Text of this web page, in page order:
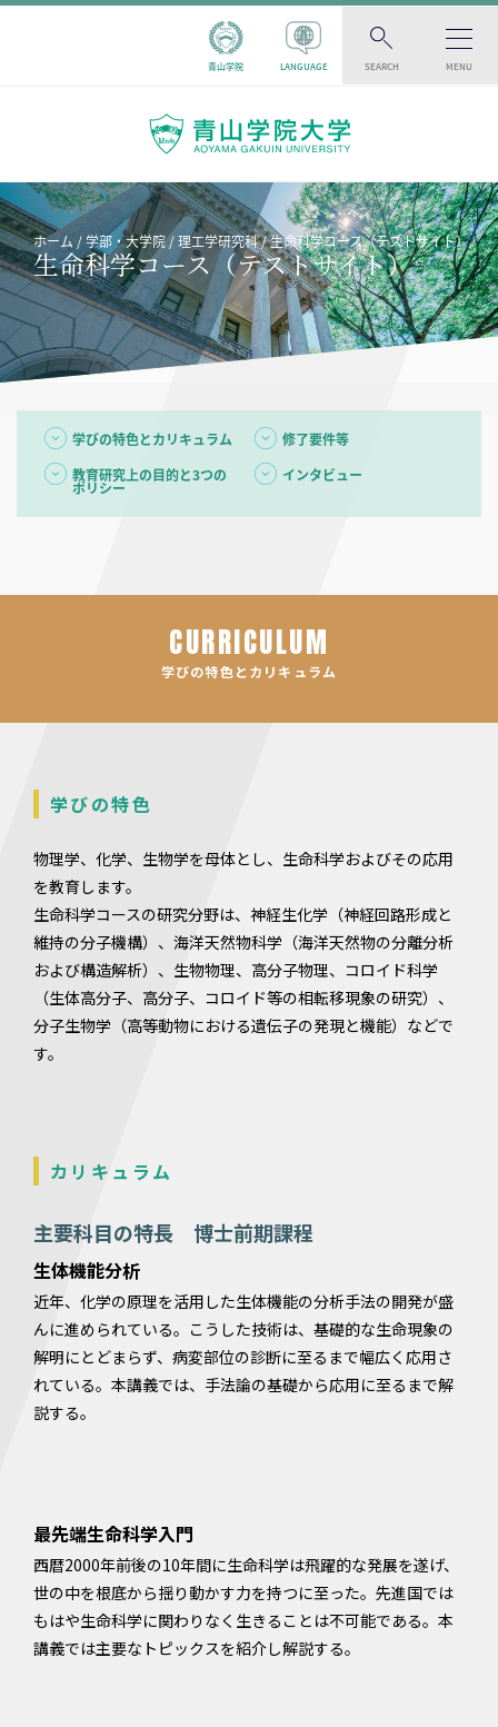
青山学院 LANGUAGE SEARCH MENU
ホーム 学部・大学院 理工学研究科 生命科学コース（テストサイト）
生命科学コース（テストサイト）
学びの特色とカリキュラム
修了要件等
教育研究上の目的と3つの
ポリシー
インタビュー
CURRICULUM
学びの特色とカリキュラム
学びの特色
物理学、化学、生物学を母体とし、生命科学およびその応用
を教育します。
生命科学コースの研究分野は、神経生化学（神経回路形成と
維持の分子機構）、海洋天然物科学（海洋天然物の分離分析
および構造解析）、生物物理、高分子物理、コロイド科学
（生体高分子、高分子、コロイド等の相転移現象の研究）、
分子生物学（高等動物における遺伝子の発現と機能）などで
す。
カリキュラム
主要科目の特長 博士前期課程
生体機能分析
近年、化学の原理を活用した生体機能の分析手法の開発が盛
んに進められている。こうした技術は、基礎的な生命現象の
解明にとどまらず、病変部位の診断に至るまで幅広く応用さ
れている。本講義では、手法論の基礎から応用に至るまで解
説する。
最先端生命科学入門
西暦2000年前後の10年間に生命科学は飛躍的な発展を遂げ、
世の中を根底から揺り動かす力を持つに至った。先進国では
もはや生命科学に関わりなく生きることは不可能である。本
講義では主要なトピックスを紹介し解説する。